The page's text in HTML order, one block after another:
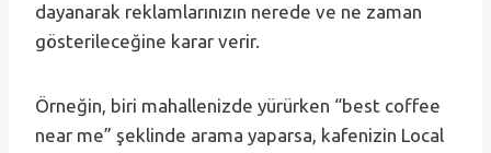
dayanarak reklamlarınızın nerede ve ne zaman
gösterileceğine karar verir.
Örneğin, biri mahallenizde yürürken “best coffee
near me” şeklinde arama yaparsa, kafenizin Local